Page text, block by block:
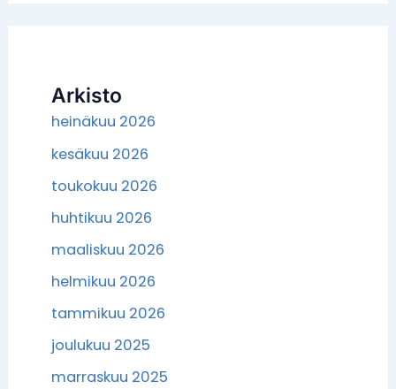
Arkisto
heinäkuu 2026
kesäkuu 2026
toukokuu 2026
huhtikuu 2026
maaliskuu 2026
helmikuu 2026
tammikuu 2026
joulukuu 2025
marraskuu 2025